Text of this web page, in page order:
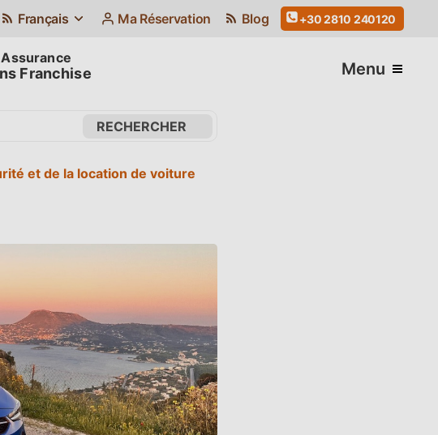
Français Ma Réservation Blog +30 2810 240120
Franchise Menu
et de la location de voiture